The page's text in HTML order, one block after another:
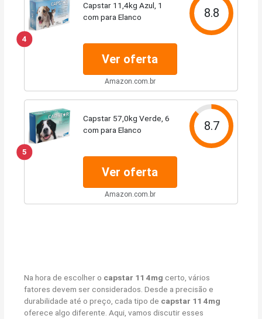
4
Capstar 11,4kg Azul, 1
com para Elanco
8.8
Ver oferta
Amazon.com.br
5
Capstar 57,0kg Verde, 6
com para Elanco
8.7
Ver oferta
Amazon.com.br
Na hora de escolher o capstar 11 4mg certo, vários
fatores devem ser considerados. Desde a precisão e
durabilidade até o preço, cada tipo de capstar 11 4mg
oferece algo diferente. Aqui, vamos discutir esses